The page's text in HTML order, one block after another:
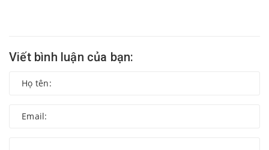
Viết bình luận của bạn: